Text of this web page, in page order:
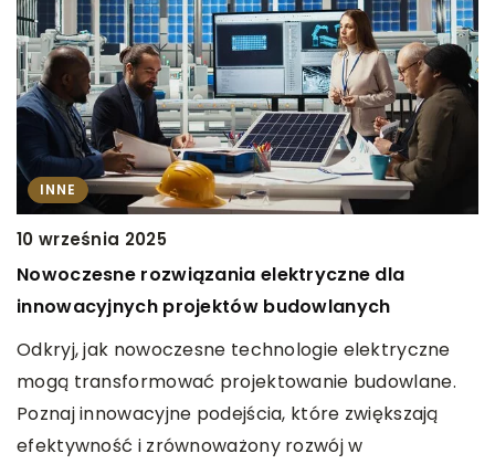
INNE
10 września 2025
Nowoczesne rozwiązania elektryczne dla
innowacyjnych projektów budowlanych
Odkryj, jak nowoczesne technologie elektryczne
mogą transformować projektowanie budowlane.
Poznaj innowacyjne podejścia, które zwiększają
efektywność i zrównoważony rozwój w